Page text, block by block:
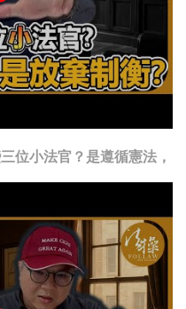
位小法官？是遵循憲法，